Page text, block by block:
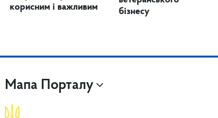
корисним і важливим
бізнесу
Мапа Порталу